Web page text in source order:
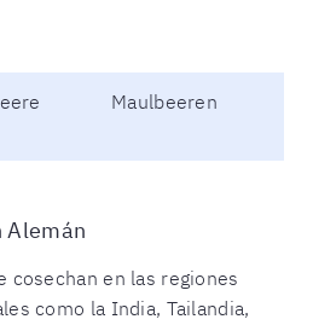
Maulbeeren
Alemán
cosechan en las regiones
como la India, Tailandia,